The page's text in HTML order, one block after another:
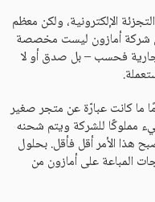
الإلكترونية، ولكن معظم
أن شركة أمازون ليست مخصصة
فحسب – بل صدق أو لا
ما كانت عبارّة عن متجر صغير
مملوكًا للشركة ويتم شحنه
هذا الأمر أقل فأقل. بحلول
المنتجات المباعة على أمازون من